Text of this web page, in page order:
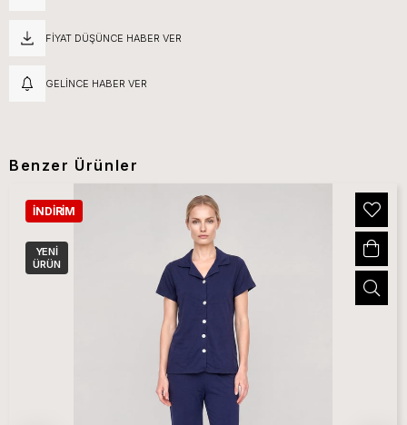
FIYAT DÜŞÜNCE HABER VER
GELINCE HABER VER
Benzer Ürünler
İNDIRIM
YENI
ÜRÜN